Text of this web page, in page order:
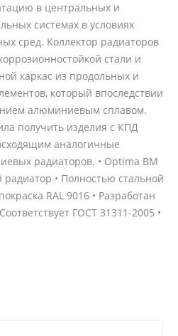
в центральных и
системах в условиях
сред. Коллектор радиаторов
стали и
каркас из продольных и
который впоследствии
алюминиевым сплавом.
получить изделия с КПД
аналогичные
радиаторов. • Optima BM
• Полностью стальной
RAL 9016 • Разработан
ГОСТ 31311-2005 •